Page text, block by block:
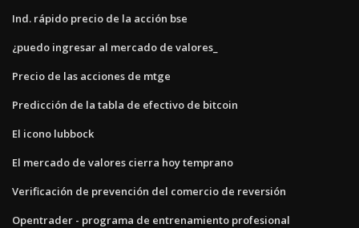
Ind. rápido precio de la acción bse
¿puedo ingresar al mercado de valores_
Precio de las acciones de mtge
Predicción de la tabla de efectivo de bitcoin
El icono lubbock
El mercado de valores cierra hoy temprano
Verificación de prevención del comercio de reversión
Opentrader - programa de entrenamiento profesional